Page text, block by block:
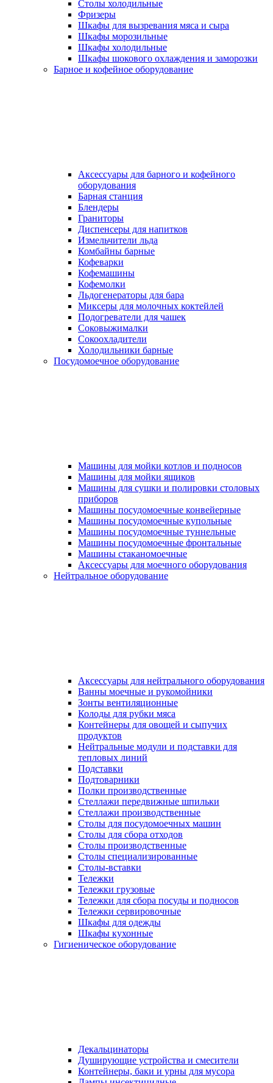
Столы холодильные
Фризеры
Шкафы для вызревания мяса и сыра
Шкафы морозильные
Шкафы холодильные
Шкафы шокового охлаждения и заморозки
Барное и кофейное оборудование
Аксессуары для барного и кофейного
оборудования
Барная станция
Блендеры
Граниторы
Диспенсеры для напитков
Измельчители льда
Комбайны барные
Кофеварки
Кофемашины
Кофемолки
Льдогенераторы для бара
Миксеры для молочных коктейлей
Подогреватели для чашек
Соковыжималки
Сокоохладители
Холодильники барные
Посудомоечное оборудование
Машины для мойки котлов и подносов
Машины для мойки ящиков
Машины для сушки и полировки столовых
приборов
Машины посудомоечные конвейерные
Машины посудомоечные купольные
Машины посудомоечные туннельные
Машины посудомоечные фронтальные
Машины стаканомоечные
Аксессуары для моечного оборудования
Нейтральное оборудование
Аксессуары для нейтрального оборудования
Ванны моечные и рукомойники
Зонты вентиляционные
Колоды для рубки мяса
Контейнеры для овощей и сыпучих
продуктов
Нейтральные модули и подставки для
тепловых линий
Подставки
Подтоварники
Полки производственные
Стеллажи передвижные шпильки
Стеллажи производственные
Столы для посудомоечных машин
Столы для сбора отходов
Столы производственные
Столы специализированные
Столы-вставки
Тележки
Тележки грузовые
Тележки для сбора посуды и подносов
Тележки сервировочные
Шкафы для одежды
Шкафы кухонные
Гигиеническое оборудование
Декальцинаторы
Душирующие устройства и смесители
Контейнеры, баки и урны для мусора